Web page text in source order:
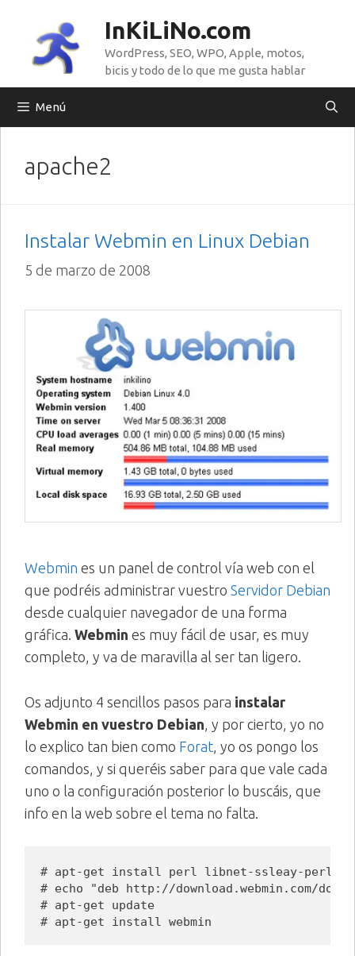
contenido
InKiLiNo.com
WordPress, SEO, WPO, Apple, motos,
bicis y todo de lo que me gusta hablar
Menú
apache2
Instalar Webmin en Linux Debian
5 de marzo de 2008
Webmin es un panel de control vía web con el
que podréis administrar vuestro Servidor Debian
desde cualquier navegador de una forma
gráfica. Webmin es muy fácil de usar, es muy
completo, y va de maravilla al ser tan ligero.
Os adjunto 4 sencillos pasos para instalar
Webmin en vuestro Debian , y por cierto, yo no
lo explico tan bien como Forat , yo os pongo los
comandos, y si queréis saber para que vale cada
uno o la configuración posterior lo buscáis, que
info en la web sobre el tema no falta.
# apt-get install perl libnet-ssleay-perl
# echo "deb http://download.webmin.com/
# apt-get update
# apt-get install webmin